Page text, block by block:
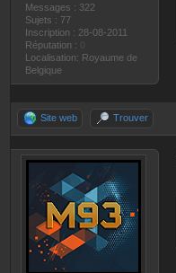
Messages : 322
Sujets : 77
Inscription : 28-08-2011
Réputation :
Localisation: Royaume de
Belgique
Site web Trouver